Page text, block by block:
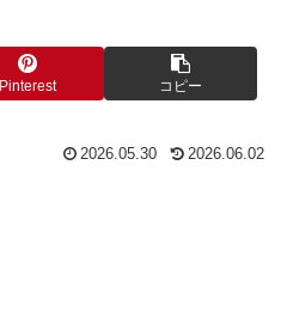
Pinterest コピー
2026.05.30 2026.06.02